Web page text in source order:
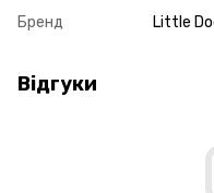
Бренд Little
Відгуки